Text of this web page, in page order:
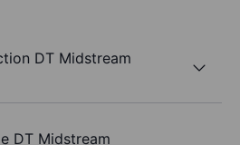
DT Midstream
DT Midstream